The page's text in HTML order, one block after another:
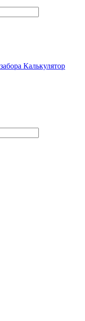
Калькулятор